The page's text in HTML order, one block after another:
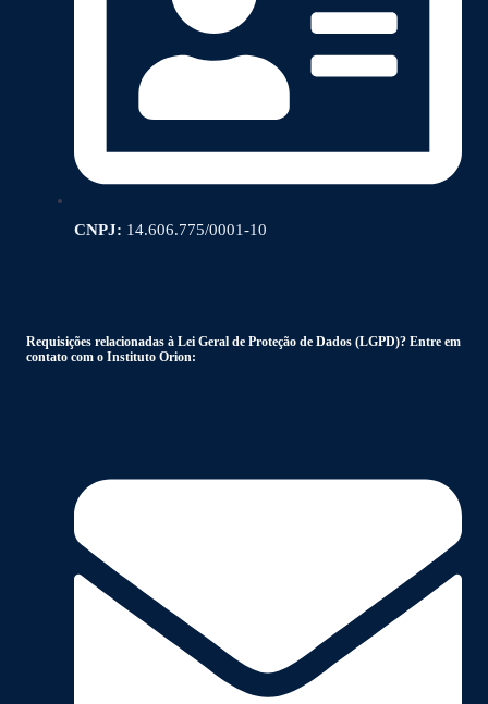
CNPJ: 14.606.775/0001-10
Requisições relacionadas à Lei Geral de Proteção de Dados (LGPD)? Entre em
contato com o Instituto Orion: